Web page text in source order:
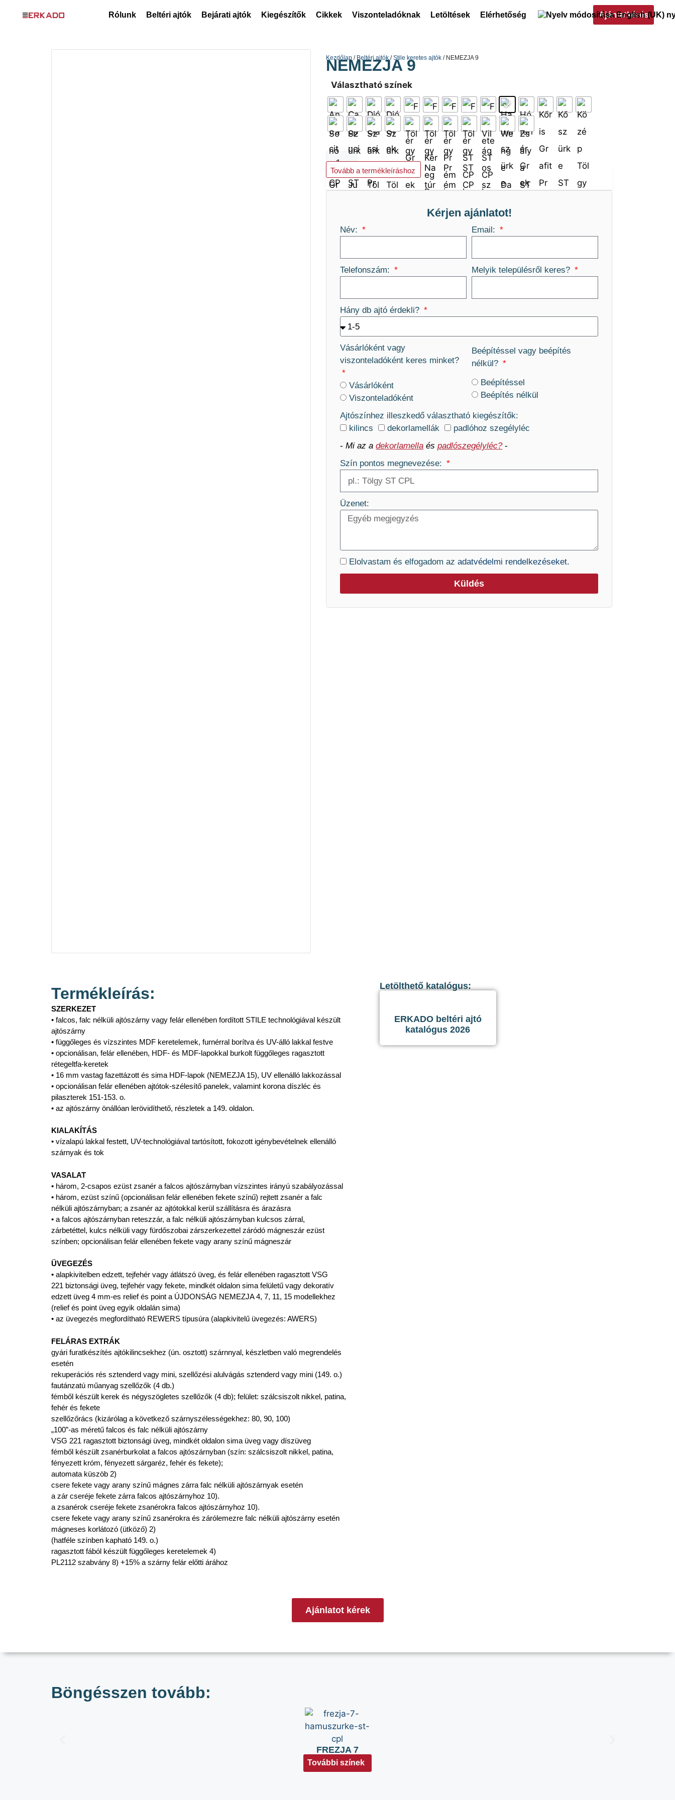
Rólunk Beltéri ajtók Bejárati ajtók Kiegészítők Cikkek Viszonteladóknak Letöltések Elérhetőség Ajánlatkérés
Kezdőlap / Beltéri ajtók /Stile keretes ajtók / NEMEZJA 9
NEMEZJA 9
Választható színek
Kosárba teszem
Tovább a termékleíráshoz
Kérjen ajánlatot!
Név: Email:
Telefonszám: Melyik településről keres?
Hány db ajtó érdekli?
Vásárlóként vagy
viszonteladóként keres minket?
Vásárlóként
Viszonteladóként
Beépítéssel vagy beépítés
nélkül?
Beépítéssel
Beépítés nélkül
Ajtószínhez illeszkedő választható kiegészítők:
kilincs
dekorlamellák
padlóhoz szegélyléc
-Mi az adekorlamella éspadlószegélyléc?-
Szín pontos megnevezése:
Üzenet:
Elolvastam és elfogadom azadatvédelmi rendelkezéseket.
Küldés
Termékleírás:
SZERKEZET
• falcos, falc nélküli ajtószárny vagy felár ellenében fordított STILE technológiával készült
ajtószárny
• függőleges és vízszintes MDF keretelemek, furnérral borítva és UV-álló lakkal festve
• opcionálisan, felár ellenében, HDF- és MDF-lapokkal burkolt függőleges ragasztott
rétegeltfa-keretek
• 16 mm vastag fazettázott és sima HDF-lapok (NEMEZJA 15), UV ellenálló lakkozással
• opcionálisan felár ellenében ajtótok-szélesítő panelek, valamint korona díszléc és
pilaszterek 151-153. o.
• az ajtószárny önállóan lerövidíthető, részletek a 149. oldalon.
KIALAKÍTÁS
• vízalapú lakkal festett, UV-technológiával tartósított, fokozott igénybevételnek ellenálló
szárnyak és tok
VASALAT
• három, 2-csapos ezüst zsanér a falcos ajtószárnyban vízszintes irányú szabályozással
• három, ezüst színű (opcionálisan felár ellenében fekete színű) rejtett zsanér a falc
nélküli ajtószárnyban; a zsanér az ajtótokkal kerül szállításra és árazásra
• a falcos ajtószárnyban reteszzár, a falc nélküli ajtószárnyban kulcsos zárral,
zárbetéttel, kulcs nélküli vagy fürdőszobai zárszerkezettel záródó mágneszár ezüst
színben; opcionálisan felár ellenében fekete vagy arany színű mágneszár
ÜVEGEZÉS
• alapkivitelben edzett, tejfehér vagy átlátszó üveg, és felár ellenében ragasztott VSG
221 biztonsági üveg, tejfehér vagy fekete, mindkét oldalon sima felületű vagy dekoratív
edzett üveg 4 mm-es relief és point a ÚJDONSÁG NEMEZJA 4, 7, 11, 15 modellekhez
(relief és point üveg egyik oldalán sima)
• az üvegezés megfordítható REWERS típusúra (alapkivitelű üvegezés: AWERS)
FELÁRAS EXTRÁK
gyári furatkészítés ajtókilincsekhez (ún. osztott) szárnnyal, készletben való megrendelés
esetén
rekuperációs rés sztenderd vagy mini, szellőzési alulvágás sztenderd vagy mini (149. o.)
fautánzatú műanyag szellőzők (4 db.)
fémből készült kerek és négyszögletes szellőzők (4 db); felület: szálcsiszolt nikkel, patina,
fehér és fekete
szellőzőrács (kizárólag a következő szárnyszélességekhez: 80, 90, 100)
„100”-as méretű falcos és falc nélküli ajtószárny
VSG 221 ragasztott biztonsági üveg, mindkét oldalon sima üveg vagy díszüveg
fémből készült zsanérburkolat a falcos ajtószárnyban (szín: szálcsiszolt nikkel, patina,
fényezett króm, fényezett sárgaréz, fehér és fekete);
automata küszöb 2)
csere fekete vagy arany színű mágnes zárra falc nélküli ajtószárnyak esetén
a zár cseréje fekete zárra falcos ajtószárnyhoz 10).
a zsanérok cseréje fekete zsanérokra falcos ajtószárnyhoz 10).
csere fekete vagy arany színű zsanérokra és zárólemezre falc nélküli ajtószárny esetén
mágneses korlátozó (ütköző) 2)
(hatféle színben kapható 149. o.)
ragasztott fából készült függőleges keretelemek 4)
PL2112 szabvány 8) +15% a szárny felár előtti árához
Letölthető katalógus:
ERKADO beltéri ajtó
katalógus 2026
Ajánlatot kérek
Böngésszen tovább:
FREZJA 7
További színek